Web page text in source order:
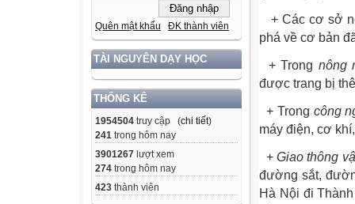
Quên mật khẩu ĐK thành viên
TÀI NGUYÊN DẠY HỌC
THỐNG KÊ
1954504 truy cập (chi tiết)
241 trong hôm nay
3901267 lượt xem
274 trong hôm nay
423 thành viên
+ Các cơ sở
phá về cơ bản
+ Trong nông
được trang bị
+ Trong công
máy điện, cơ
+ Giao thông
đường sắt,
Hà Nội đi